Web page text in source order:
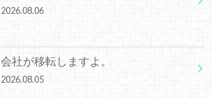
2026.08.06
会社が移転しますよ。
2026.08.05